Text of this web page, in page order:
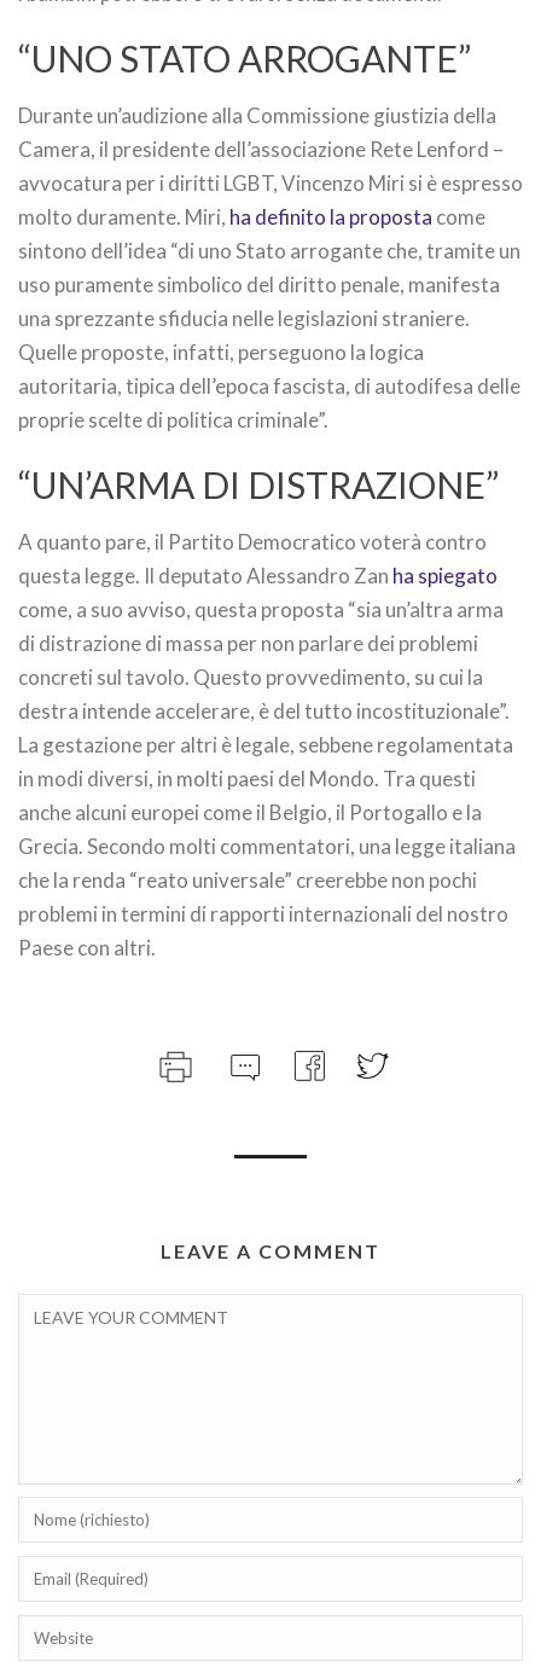
“UNO STATO ARROGANTE”
Durante un’audizione alla Commissione giustizia della
Camera, il presidente dell’associazione Rete Lenford –
avvocatura per i diritti LGBT, Vincenzo Miri si è espresso
molto duramente. Miri, ha definito la proposta come
sintono dell’idea “di uno Stato arrogante che, tramite un
uso puramente simbolico del diritto penale, manifesta
una sprezzante sfiducia nelle legislazioni straniere.
Quelle proposte, infatti, perseguono la logica
autoritaria, tipica dell’epoca fascista, di autodifesa delle
proprie scelte di politica criminale”.
“UN’ARMA DI DISTRAZIONE”
A quanto pare, il Partito Democratico voterà contro
questa legge. Il deputato Alessandro Zan ha spiegato
come, a suo avviso, questa proposta “sia un’altra arma
di distrazione di massa per non parlare dei problemi
concreti sul tavolo. Questo provvedimento, su cui la
destra intende accelerare, è del tutto incostituzionale”.
La gestazione per altri è legale, sebbene regolamentata
in modi diversi, in molti paesi del Mondo. Tra questi
anche alcuni europei come il Belgio, il Portogallo e la
Grecia. Secondo molti commentatori, una legge italiana
che la renda “reato universale” creerebbe non pochi
problemi in termini di rapporti internazionali del nostro
Paese con altri.
LEAVE A COMMENT